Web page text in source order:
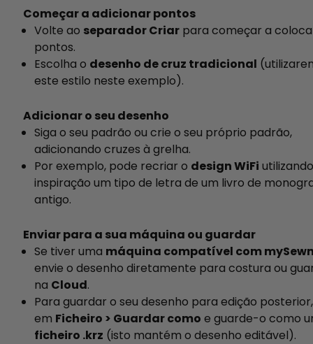
Começar a adicionar pontos
Volte ao separador Criar para começar a
pontos.
Escolha o desenho de cruz tradicional
este estilo neste exemplo).
Adicionar o seu desenho
Siga o seu padrão ou crie o seu próprio padrão,
adicionando cruzes à grelha.
Por exemplo, pode recriar o design WiFi
inspiração um tipo de letra de um livro de
antigo.
Enviar para a sua máquina ou guardar
Se tiver uma máquina compatível com
envie o desenho diretamente para costura ou
na Cloud.
Para guardar o seu desenho para edição
em Ficheiro > Guardar como e guarde-o como
ficheiro .krz (isto mantém o desenho editável).